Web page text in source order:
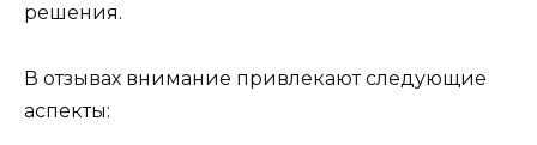
решения.
В отзывах внимание привлекают следующие
аспекты: